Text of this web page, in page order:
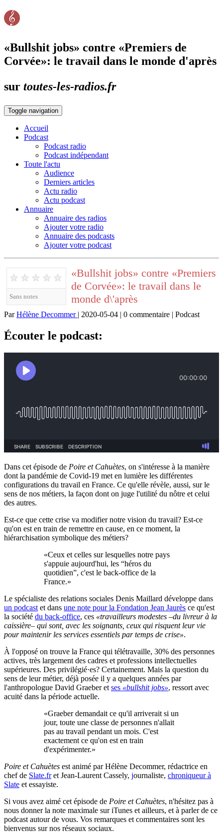
«Bullshit jobs» contre «Premiers de
Corvée»: le travail dans le monde d'après
sur toutes-les-radios.fr
Toggle navigation
Accueil
Podcast
Podcast radio
Podcast indépendant
Toute l'actu
Audience
Derniers articles
Actu radio
Actu podcast
Annuaire
Annuaire des radios
Ajouter votre radio
Annuaire des podcasts
Ajouter votre podcast
★ ★ ★ ★ ★
Sans notes
«Bullshit jobs» contre «Premiers
de Corvée»: le travail dans le
monde d\'après
ParHélène Decommer | 2020-05-04 | 0 commentaire | Podcast
Écouter le podcast:
Dans cet épisode de Poire et Cahuètes, on s'intéresse à la manière
dont la pandémie de Covid-19 met en lumière les différentes
configurations du travail en France. Ce qu'elle révèle, aussi, sur le
sens de nos métiers, la façon dont on juge l'utilité du nôtre et celui
des autres.
Est-ce que cette crise va modifier notre vision du travail? Est-ce
qu'on est en train de remettre en cause, en ce moment, la
hiérarchisation symbolique des métiers?
«Ceux et celles sur lesquelles notre pays
s'appuie aujourd'hui, les “héros du
quotidien”, c'est le back-office de la
France.»
Le spécialiste des relations sociales Denis Maillard développe dans
un podcast et dans une note pour la Fondation Jean Jaurès ce qu'est
la société du back-office, ces «travailleurs modestes –du livreur à la
caissière– qui sont, avec les soignants, ceux qui risquent leur vie
pour maintenir les services essentiels par temps de crise».
À l'opposé on trouve la France qui télétravaille, 30% des personnes
actives, très largement des cadres et professions intellectuelles
supérieures. Des privilégié·es? Certainement. Mais la question du
sens de leur métier, déjà posée il y a quelques années par
l'anthropologue David Graeber et ses «bullshit jobs», ressort avec
acuité dans la période actuelle.
«Graeber demandait ce qu'il arriverait si un
jour, toute une classe de personnes n'allait
pas au travail pendant un mois. C'est
exactement ce qu'on est en train
d'expérimenter.»
Poire et Cahuètes est animé par Hélène Decommer, rédactrice en
chef de Slate.fret Jean-Laurent Cassely, journaliste, chroniqueur à
Slate et essayiste.
Si vous avez aimé cet épisode de Poire et Cahuètes, n'hésitez pas à
nous donner la note maximale sur iTunes et ailleurs, et à parler de ce
podcast autour de vous. Vos remarques et commentaires sont les
bienvenus sur nos réseaux sociaux.